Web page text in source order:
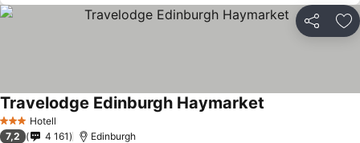
Del
3 StjernerHotell
Travelodge Edinburgh Haymarket
7,2 4 161 Edinburgh